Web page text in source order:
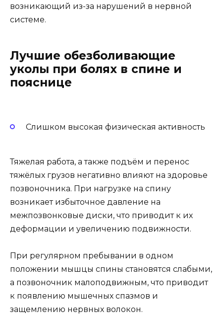
возникающий из-за нарушений в нервной
системе.
Лучшие обезболивающие
уколы при болях в спине и
пояснице
Слишком высокая физическая активность
Тяжелая работа, а также подъём и перенос
тяжёлых грузов негативно влияют на здоровье
позвоночника. При нагрузке на спину
возникает избыточное давление на
межпозвонковые диски, что приводит к их
деформации и увеличению подвижности.
При регулярном пребывании в одном
положении мышцы спины становятся слабыми,
а позвоночник малоподвижным, что приводит
к появлению мышечных спазмов и
защемлению нервных волокон.